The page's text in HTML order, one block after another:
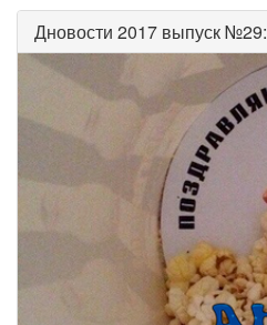
Дновости 2017 выпуск №29: